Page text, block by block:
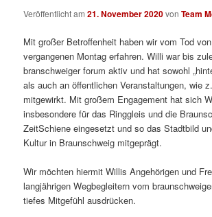
Veröffentlicht am21. November 2020vonTeam
Mit großer Betroffenheit haben wir vom Tod
vergangenen Montag erfahren. Willi war bis
branschweiger forum aktiv und hat sowohl
als auch an öffentlichen Veranstaltungen, wie
mitgewirkt. Mit großem Engagement hat sich
insbesondere für das Ringgleis und die
ZeitSchiene eingesetzt und so das Stadtbild
Kultur in Braunschweig mitgeprägt.
Wir möchten hiermit Willis Angehörigen und
langjährigen Wegbegleitern vom
tiefes Mitgefühl ausdrücken.